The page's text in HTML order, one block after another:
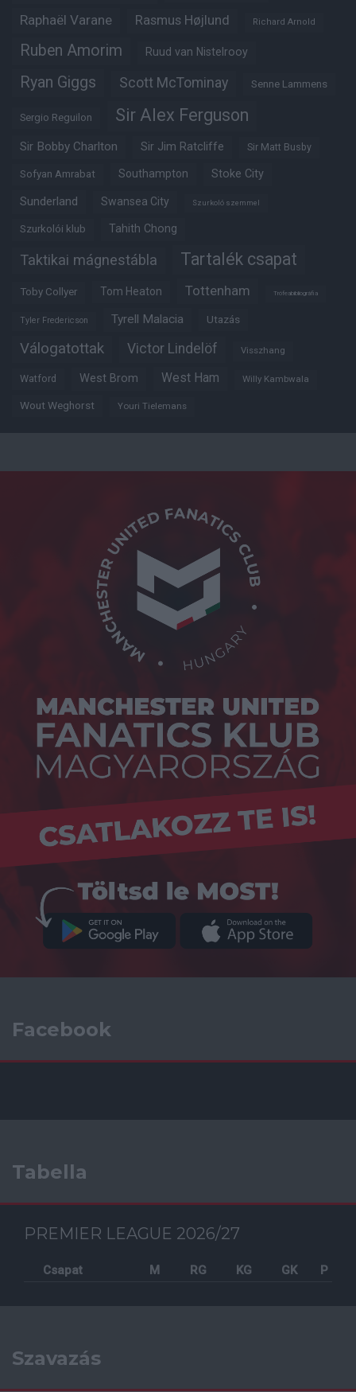
Raphaël Varane Rasmus Højlund Richard Arnold
Ruben Amorim Ruud van Nistelrooy
Ryan Giggs Scott McTominay Senne Lammens
Sergio Reguilon Sir Alex Ferguson
Sir Bobby Charlton Sir Jim Ratcliffe Sir Matt Busby
Sofyan Amrabat Southampton Stoke City
Sunderland Swansea City Szurkoló szemmel
Szurkolói klub Tahith Chong
Taktikai mágnestábla Tartalék csapat
Toby Collyer Tom Heaton Tottenham Trófeabibliográfia
Tyler Fredericson Tyrell Malacia Utazás
Válogatottak Victor Lindelöf Visszhang
Watford West Brom West Ham Willy Kambwala
Wout Weghorst Youri Tielemans
Facebook
Tabella
PREMIER LEAGUE 2026/27
Csapat M RG KG GK P
Szavazás